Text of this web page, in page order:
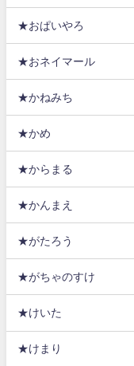
★おぱいやろ
★おネイマール
★かねみち
★かめ
★からまる
★かんまえ
★がたろう
★がちゃのすけ
★けいた
★けまり